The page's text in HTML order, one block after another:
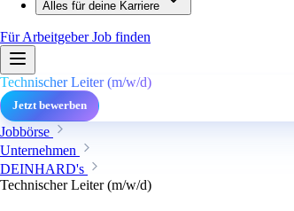
Alles für deine Karriere
Für ArbeitgeberJob finden
Technischer Leiter (m/w/d)
Jetzt bewerben
Jobbörse
Unternehmen
DEINHARD's
Technischer Leiter (m/w/d)